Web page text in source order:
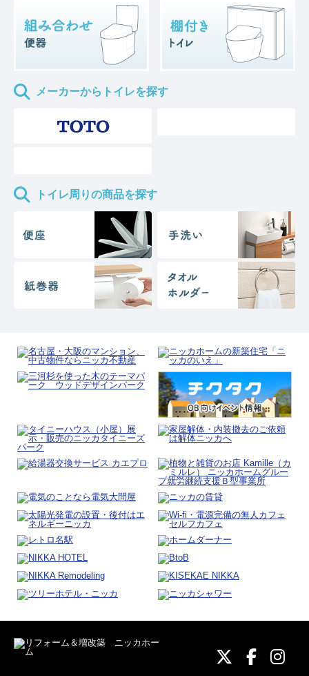
メーカーからトイレを探す
トイレ周りの商品を探す
ニッカ
ニッニ